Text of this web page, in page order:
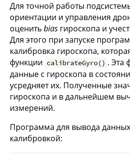
Для точной работы
ориентации и управления
оценитьbias гироскопа и
Для этого при запуске
калибровка гироскопа,
функции calibrateGyro() . Эта
данные с гироскопа в
усредняет их. Полученные
гироскопа и в дальнейшем
измерений.
Программа для вывода данных
калибровкой: